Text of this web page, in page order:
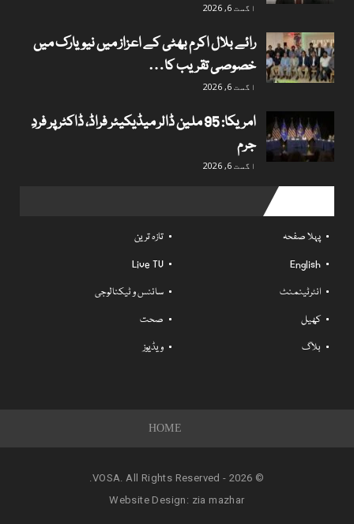
اگست 6, 2026
رائے بلال اکرم بھٹی کے اعزاز میں نیویارک میں
خصوصی تقریب کا…
اگست 6, 2026
امریکا: 95 ملین ڈالر میڈیکیئر فراڈ، ڈاکٹر پر فردِ
جرم
اگست 6, 2026
پہلا صفحہ
تازہ ترین
English
Live TV
انٹرٹینمنٹ
سائنس و ٹیکنالوجی
کھیل
صحت
بلاگ
ویڈیوز
HOME
© 2026 - VOSA. All Rights Reserved.
Website Design: zia mazhar